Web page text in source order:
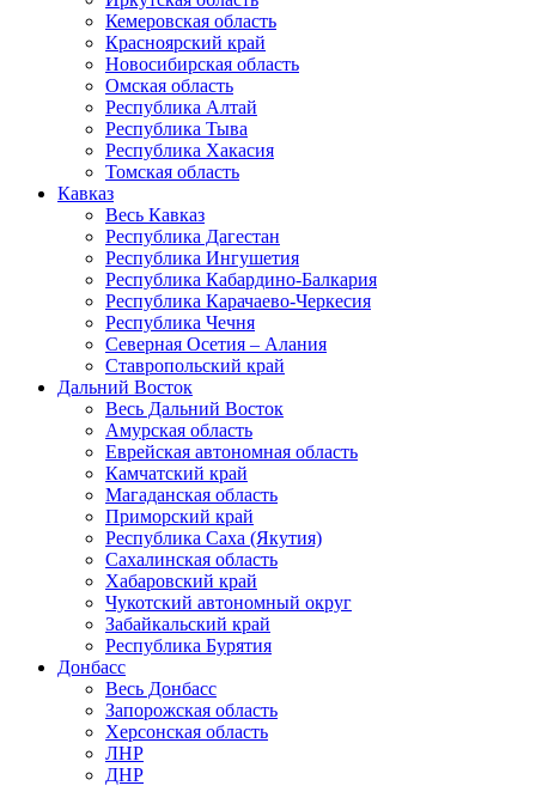
Кемеровская область
Красноярский край
Новосибирская область
Омская область
Республика Алтай
Республика Тыва
Республика Хакасия
Томская область
Кавказ
Весь Кавказ
Республика Дагестан
Республика Ингушетия
Республика Кабардино-Балкария
Республика Карачаево-Черкесия
Республика Чечня
Северная Осетия – Алания
Ставропольский край
Дальний Восток
Весь Дальний Восток
Амурская область
Еврейская автономная область
Камчатский край
Магаданская область
Приморский край
Республика Саха (Якутия)
Сахалинская область
Хабаровский край
Чукотский автономный округ
Забайкальский край
Республика Бурятия
Донбасс
Весь Донбасс
Запорожская область
Херсонская область
ЛНР
ДНР